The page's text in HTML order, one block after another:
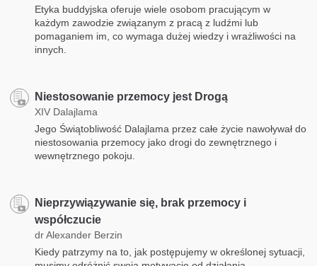
Etyka buddyjska oferuje wiele osobom pracującym w
każdym zawodzie związanym z pracą z ludźmi lub
pomaganiem im, co wymaga dużej wiedzy i wrażliwości na
innych.
Niestosowanie przemocy jest Drogą
XIV Dalajlama
Jego Świątobliwość Dalajlama przez całe życie nawoływał do
niestosowania przemocy jako drogi do zewnętrznego i
wewnętrznego pokoju.
Nieprzywiązywanie się, brak przemocy i
współczucie
dr Alexander Berzin
Kiedy patrzymy na to, jak postępujemy w określonej sytuacji,